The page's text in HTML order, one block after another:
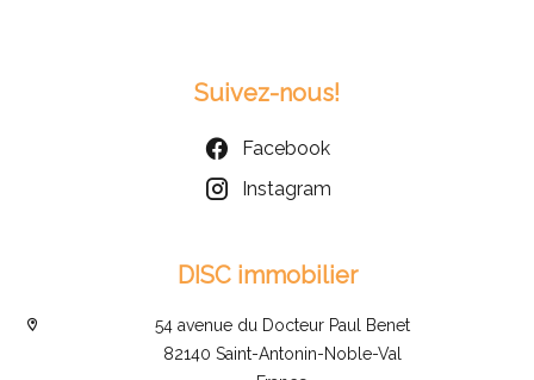
Suivez-nous!
Facebook
Instagram
DISC immobilier
54 avenue du Docteur Paul Benet
82140 Saint-Antonin-Noble-Val